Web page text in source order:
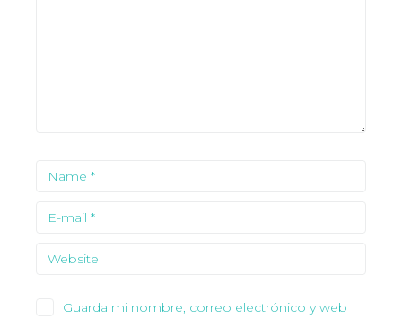
Guarda mi nombre, correo electrónico y web